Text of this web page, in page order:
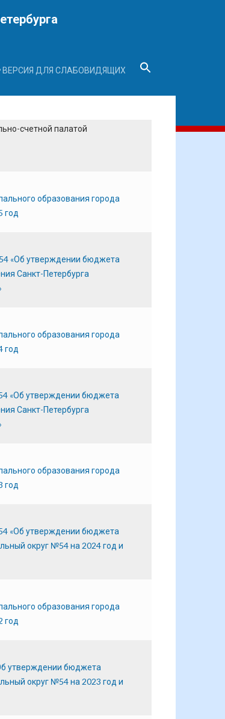
ВЕРСИЯ ДЛЯ СЛАБОВИДЯЩИХ
счетной палатой
образования города
год
«Об утверждении бюджета
Санкт-Петербурга
образования города
год
«Об утверждении бюджета
Санкт-Петербурга
образования города
год
«Об утверждении бюджета
округ №54 на 2024 год и
образования города
год
утверждении бюджета
округ №54 на 2023 год и